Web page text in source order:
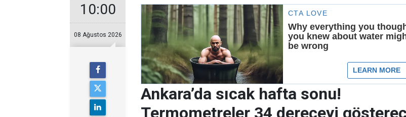
10:00
08 Ağustos 2026
Ankara’da sıcak hafta sonu!